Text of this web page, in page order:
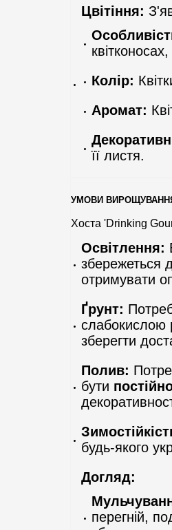
Цвітіння:
Колір:
Аромат:
її листя.
УМОВИ
Хоста 'Drinking
Освітлення:
збережеться
отримувати
Ґрунт:
слабокислою
зберегти
Полив:
бути
будь-якого
Догляд:
перегній,